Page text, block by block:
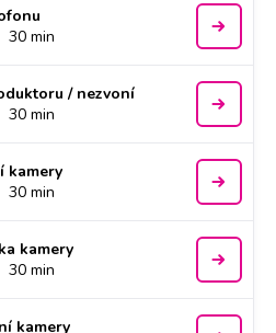
30 min
/ nezvoní
30 min
kamery
30 min
kamery
30 min
kamery